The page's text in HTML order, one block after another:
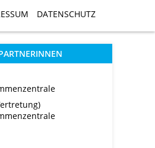
DATENSCHUTZ
DATENSCHUTZ